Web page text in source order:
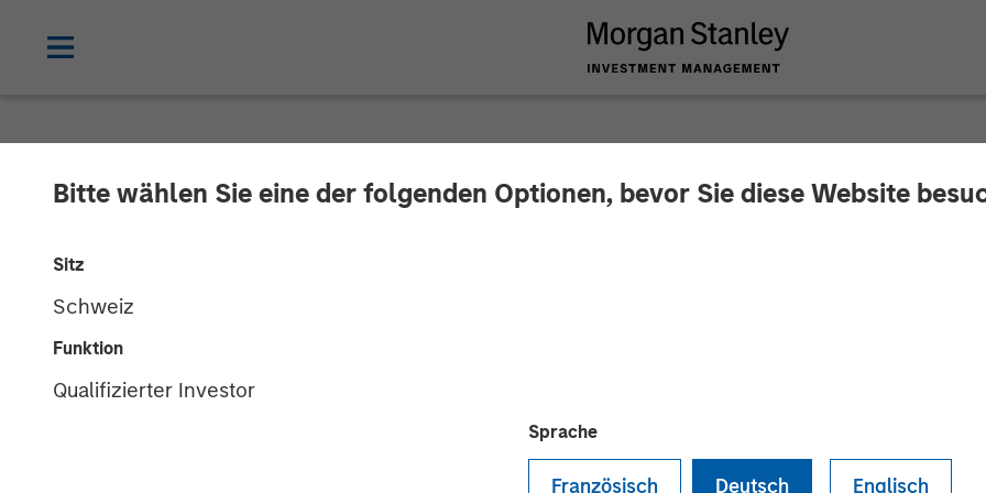
Bitte wählen Sie eine der folgenden Optionen, bevor Sie diese Website
Sitz
Schweiz
Funktion
Qualifizierter Investor
Sprache
Französisch Deutsch Englisch
Neha Champaneria Markle on The
Skinny